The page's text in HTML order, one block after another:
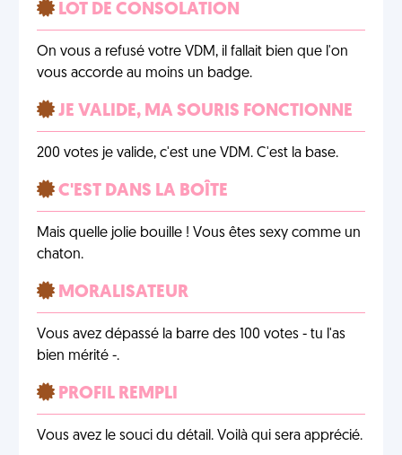
LOT DE CONSOLATION
On vous a refusé votre VDM, il fallait bien que l'on
vous accorde au moins un badge.
JE VALIDE, MA SOURIS FONCTIONNE
200 votes je valide, c'est une VDM. C'est la base.
C'EST DANS LA BOÎTE
Mais quelle jolie bouille ! Vous êtes sexy comme un
chaton.
MORALISATEUR
Vous avez dépassé la barre des 100 votes - tu l'as
bien mérité -.
PROFIL REMPLI
Vous avez le souci du détail. Voilà qui sera apprécié.